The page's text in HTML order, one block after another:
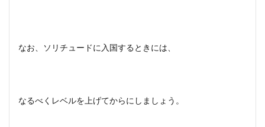
なお、ソリチュードに入国するときには、
なるべくレベルを上げてからにしましょう。